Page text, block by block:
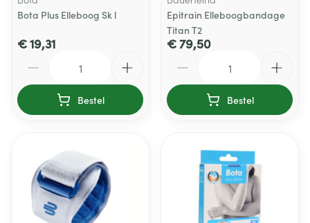
Bota Plus Elleboog Sk l
€ 19,31
Bestel
Epitrain Elleboogbandage
Titan T2
€ 79,50
Bestel